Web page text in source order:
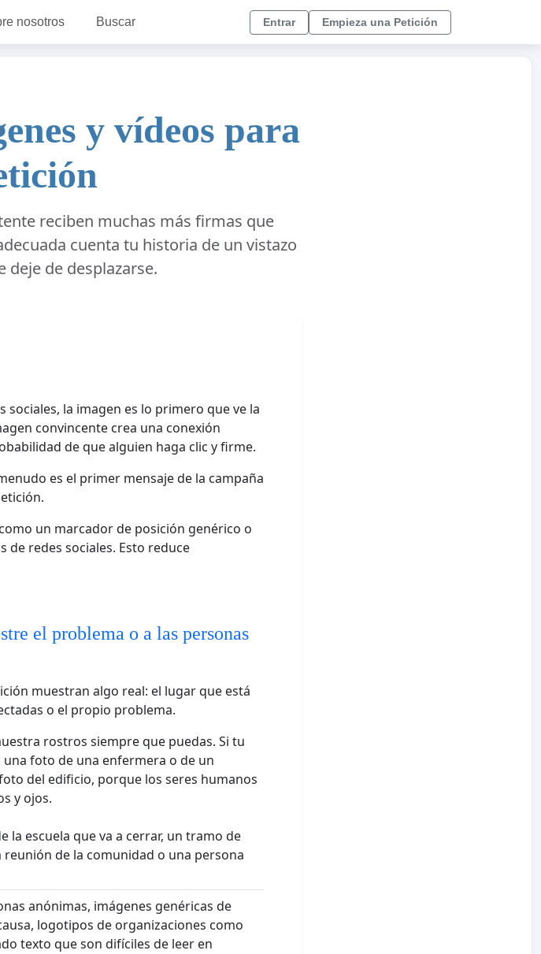
nosotros Buscar Entrar Empieza una Petición
y vídeos para
reciben muchas más firmas que
cuenta tu historia de un vistazo
deje de desplazarse.
la imagen es lo primero que ve la
convincente crea una conexión
de que alguien haga clic y firme.
es el primer mensaje de la campaña
un marcador de posición genérico o
de redes sociales. Esto reduce
el problema o a las personas
muestran algo real: el lugar que está
o el propio problema.
rostros siempre que puedas. Si tu
foto de una enfermera o de un
del edificio, porque los seres humanos
y ojos.
la escuela que va a cerrar, un tramo de
de la comunidad o una persona
anónimas, imágenes genéricas de
logotipos de organizaciones como
texto que son difíciles de leer en